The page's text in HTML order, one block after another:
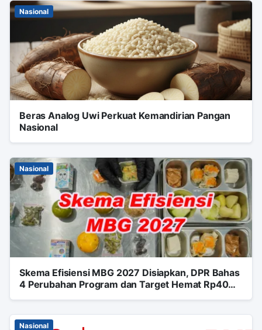
Nasional
Beras Analog Uwi Perkuat Kemandirian Pangan
Nasional
Nasional
Skema Efisiensi MBG 2027 Disiapkan, DPR Bahas
4 Perubahan Program dan Target Hemat Rp40
Nasional